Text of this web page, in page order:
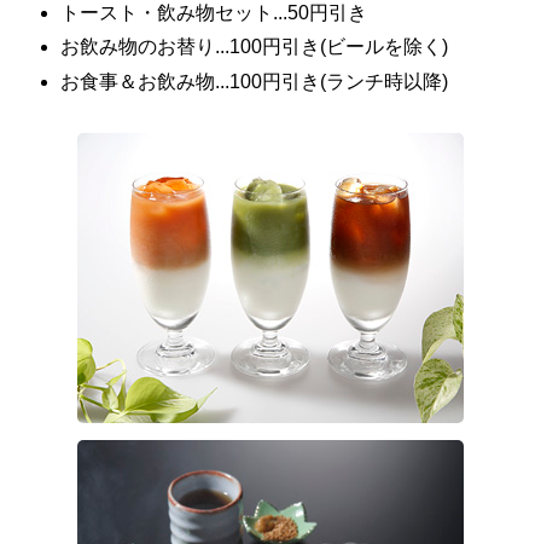
トースト・飲み物セット...50円引き
お飲み物のお替り...100円引き(ビールを除く)
お食事＆お飲み物...100円引き(ランチ時以降)